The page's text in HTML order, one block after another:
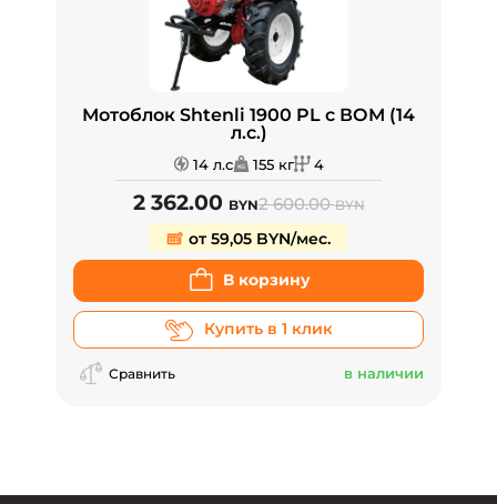
Мотоблок Shtenli 1900 PL с ВОМ (14
л.с.)
14 л.с 155 кг 4
2 362.00 BYN2 600.00BYN
от 59,05 BYN/мес.
В корзину
Купить в 1 клик
Сравнить в наличии